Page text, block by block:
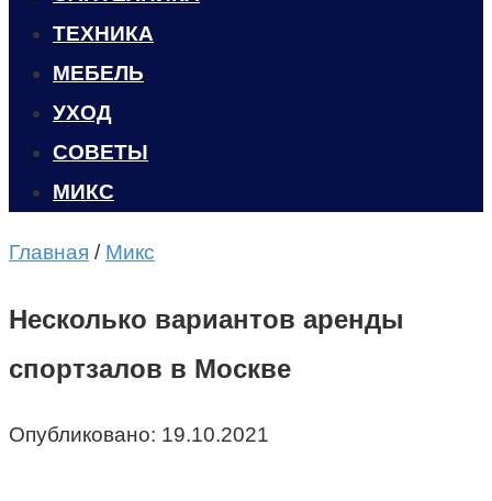
ТЕХНИКА
МЕБЕЛЬ
УХОД
CОВЕТЫ
МИКС
Главная / Микс
Несколько вариантов аренды
спортзалов в Москве
Опубликовано: 19.10.2021